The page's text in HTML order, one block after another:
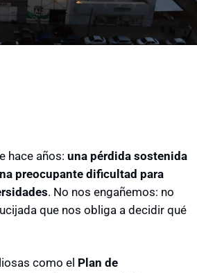
hace años: una pérdida sostenida
preocupante dificultad para
. No nos engañemos: no
que nos obliga a decidir qué
como el Plan de